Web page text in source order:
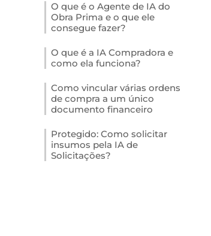
O que é o Agente de IA do
Obra Prima e o que ele
consegue fazer?
O que é a IA Compradora e
como ela funciona?
Como vincular várias ordens
de compra a um único
documento financeiro
Protegido: Como solicitar
insumos pela IA de
Solicitações?